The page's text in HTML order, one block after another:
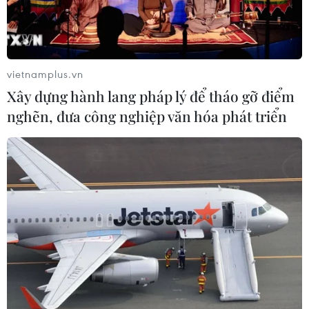
Sông Hồng và khát vọng kiến tạo Hà
Nội trở thành đô thị toàn cầu
08/08/2026 13:13
Nông sản Việt Nam còn nhiều dư địa
tại thị trường Algeria
08/08/2026 12:55
Kết luận thanh tra về cơ sở nhà, đất
dôi dư sau sắp xếp tại thành phố Hải
Phòng
08/08/2026 12:53
vietnamplus.vn
Xây dựng hành lang pháp lý để tháo gỡ điểm
nghẽn, đưa công nghiệp văn hóa phát triển